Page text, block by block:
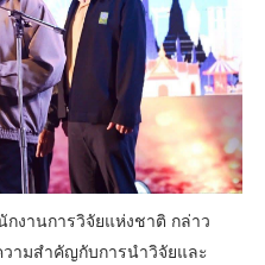
งานการวิจัยแห่งชาติ กล่าว
ามสำคัญกับการนำวิจัยและ